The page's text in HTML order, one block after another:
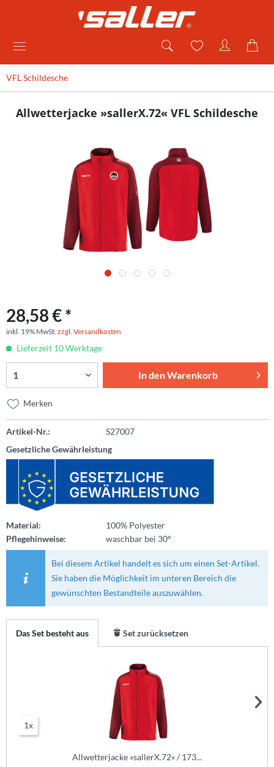
VFL Schildesche
Allwetterjacke »sallerX.72« VFL Schildesche
28,58 € *
inkl. 19% MwSt. zzgl. Versandkosten
Lieferzeit 10 Werktage
In denWarenkorb
Merken
Artikel-Nr.:
S27007
Gesetzliche Gewährleistung
Material:
100% Polyester
Pflegehinweise:
waschbar bei 30°
Bei diesem Artikel handelt es sich um einen Set-Artikel.
Sie haben die Möglichkeit im unteren Bereich die
gewünschten Bestandteile auszuwählen.
Das Set besteht aus Set zurücksetzen
1x
Allwetterjacke »sallerX.72« / 173...